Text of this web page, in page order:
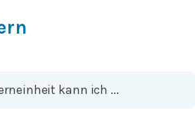
kann ich ...